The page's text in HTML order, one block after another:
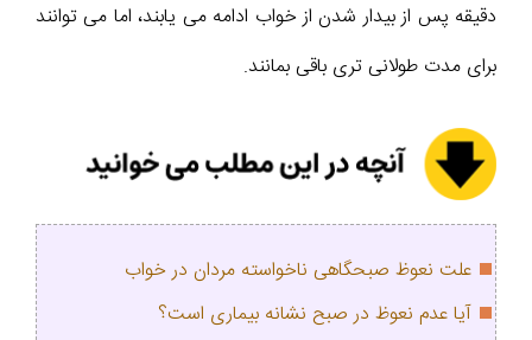
دقیقه پس از بیدار شدن از خواب ادامه می یابند، اما می توانند
برای مدت طولانی تری باقی بمانند.
علت نعوظ صبحگاهی ناخواسته مردان در خواب
آیا عدم نعوظ در صبح نشانه بیماری است؟